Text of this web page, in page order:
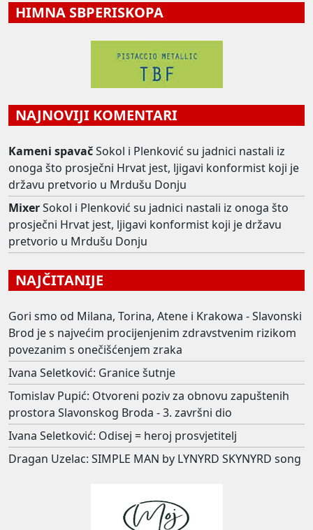
HIMNA SBPERISKOPA
NAJNOVIJI KOMENTARI
Kameni spavačSokol i Plenković su jadnici nastali iz
onoga što prosječni Hrvat jest, ljigavi konformist koji je
državu pretvorio u Mrdušu Donju
MixerSokol i Plenković su jadnici nastali iz onoga što
prosječni Hrvat jest, ljigavi konformist koji je državu
pretvorio u Mrdušu Donju
NAJČITANIJE
Gori smo od Milana, Torina, Atene i Krakowa - Slavonski
Brod je s najvećim procijenjenim zdravstvenim rizikom
povezanim s onečišćenjem zraka
Ivana Seletković: Granice šutnje
Tomislav Pupić: Otvoreni poziv za obnovu zapuštenih
prostora Slavonskog Broda - 3. završni dio
Ivana Seletković: Odisej = heroj prosvjetitelj
Dragan Uzelac: SIMPLE MAN by LYNYRD SKYNYRD song